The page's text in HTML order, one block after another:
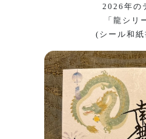
2026年の
「龍シリ
(シール和